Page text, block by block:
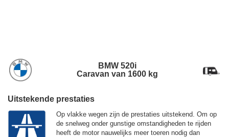
BMW 520i
Caravan van 1600 kg
Uitstekende prestaties
Op vlakke wegen zijn de prestaties uitstekend. Om op
de snelweg onder gunstige omstandigheden te rijden
heeft de motor nauwelijks meer toeren nodig dan